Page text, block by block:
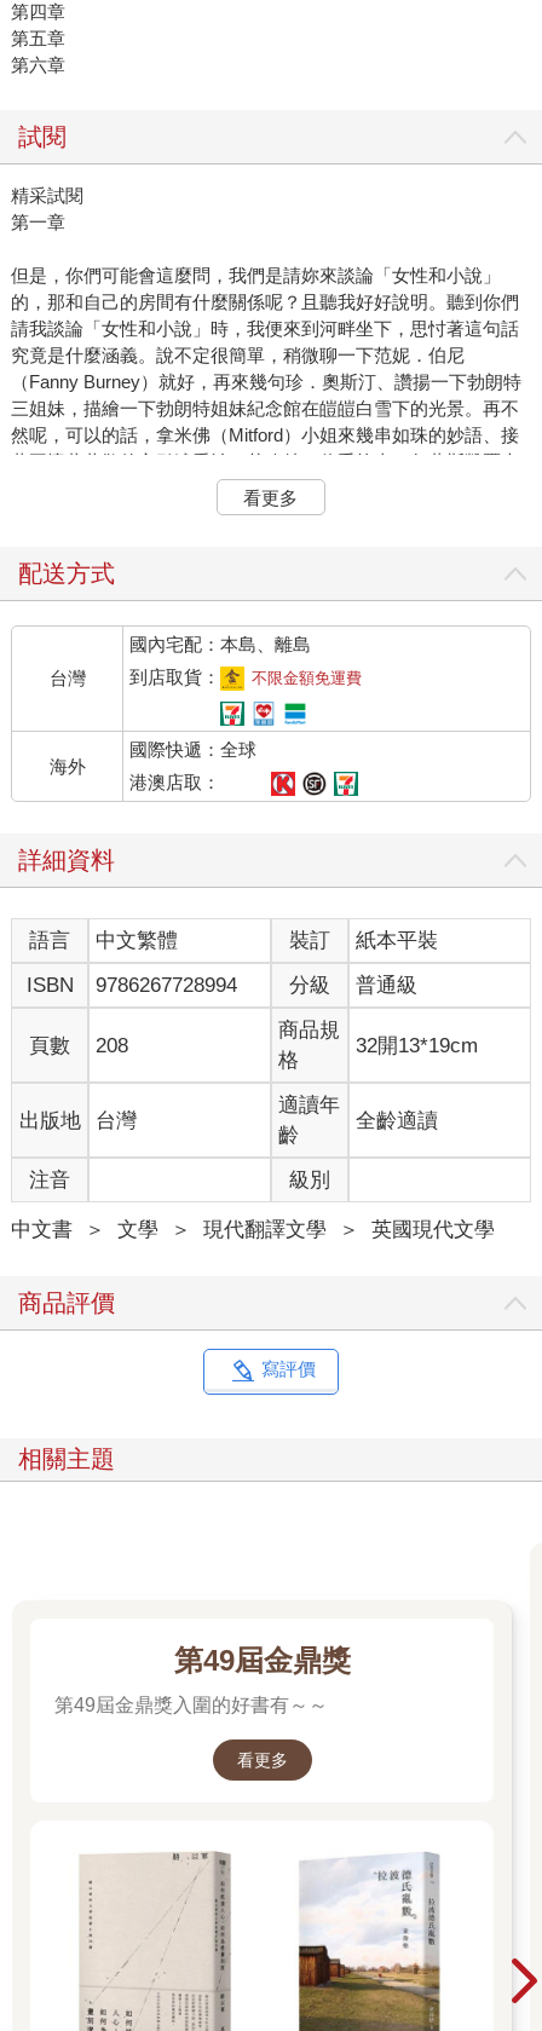
第四章
第五章
第六章
試閱
精采試閱
第一章
但是，你們可能會這麼問，我們是請妳來談論「女性和小說」
的，那和自己的房間有什麼關係呢？且聽我好好說明。聽到你們
請我談論「女性和小說」時，我便來到河畔坐下，思忖著這句話
究竟是什麼涵義。說不定很簡單，稍微聊一下范妮．伯尼
（Fanny Burney）就好，再來幾句珍．奧斯汀、讚揚一下勃朗特
三姐妹，描繪一下勃朗特姐妹紀念館在皚皚白雪下的光景。再不
然呢，可以的話，拿米佛（Mitford）小姐來幾串如珠的妙語、接
著再懷著恭敬的心引述喬治．艾略特，信手捻來一句蓋斯凱爾夫
人，這樣就達成任務了吧？不過呢，再仔細想想，這主題似乎沒
那麼簡單。「女性與小說」，這個題目的意思可能就跟在座的各
所寫的小說；又或者是，女性以及關於女性的小說。再不然，也
這裡聽到的觀點。但是，當我開始從最後這個看似最有趣的觀點
來思考這個題目，很快便發現其中有個致命的缺陷。我永遠理不
出一個結論。我永遠無法盡到我所知道的，演講者應該盡到的本
分，也就是在長篇大論一小時之後，讓各位在筆記本中寫下些真
知灼見，擺在壁爐架上世代傳承下去。我能做的，只有針對一個
較小的問題提供一些拙見。想要寫出一部小說，一個女性一定要
有錢，以及擁有自己的房間。如此一來，各位就會發現，女人的
本質、小說的根本，這兩大難題根本無解。我一直逃避為這兩個
謎。不過呢，為了補足從缺的答案，我將盡我所能的針對金錢與
房間，向各位闡述我是如何得出有關這兩件事的看法。在這裡，
在在座的各位面前，我將盡可能充分且坦率地娓娓道來，關於引
領我得出此結論的思緒脈絡。或許，在我將這番話背後的想法及
偏見一一攤在所有人面前之後，各位終將發現，金錢和房間，確
實不止和女性有些關係，同時也和小說有所關聯。無論如何，遇
到這種備受爭議的主題（只要扯上性別，爭議就不會少）實在很
難指望說出什麼絕對的道理。不管心懷怎樣的真知灼見，一個人
所能做的，也只是談一談自己的想法從何而來罷了。
此外，演說者所能做的，不過是讓聽眾在察覺講者的侷限、偏見
與光怪陸離之特徵後，自行理出自己的結論。這裡所指的小說，
或許比事實更能蘊含真相。所以說，在此我將運用小說家的所有
自由與特權，和各位分享一下我來到此地的兩天前發生的一個故
事。用以說明一下各位交付予我的這道難題，是何等沉重的肩頭
我以下的言論僅是虛構一場，牛橋大學純屬杜撰、弗南學院也不
例外，而「我」這個字，只是為了一個不存在的人所設的便利代
謊言將從我口中傾瀉而出，但其中或許夾雜著幾縷真相；至於這
位自己判斷了。如果毫無價值，那就直接扔進字紙簍，忘得一乾
二淨吧。
鮮明，宛如被火舌灼燒過般閃亮。對岸的楊柳長年垂泣著輓歌，
的樹木，大學生划槳，河面倒影被輕舟劃破，但隨即又聚攏在了
一塊，仿若無人曾經到訪。在這裡，人們會忘了時間的流逝，逕
自沉浸於思緒中。思緒，這個名詞有點太過高高在上了，太過矯
巧地放下？哎呀，我這躺在草地上的思緒，看起來真是無足輕重
又渺小啊，就像是被漁夫拋回池裡的小魚，待來日長大，足夠肥
美後才值得被烹飪品嚐。現在呢，我不打算用這小小的思緒叨擾
你們，但若你用心聆聽我接下來所說的話，說不定能自己找出那
個微小念頭。
不過，這個思緒再怎麼渺小，終究少不了它與生俱來的神祕感，
看更多
配送方式
台灣
國內宅配：本島、離島
到店取貨：
不限金額免運費
海外
國際快遞：全球
港澳店取：
詳細資料
語言 中文繁體 裝訂
紙本平裝
ISBN
9786267728994 分級 普通級
頁數 208
商品規
格
32開13*19cm
出版地 台灣
適讀年
齡
全齡適讀
注音 級別
中文書 ＞ 文學 ＞ 現代翻譯文學 ＞ 英國現代文學
商品評價
寫評價
相關主題
第49屆金鼎獎
第49屆金鼎獎入圍的好書有～～
看更多